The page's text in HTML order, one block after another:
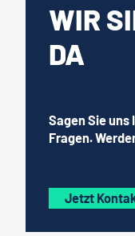
WIR
DA
Sagen Sie uns
Fragen.
Jetzt